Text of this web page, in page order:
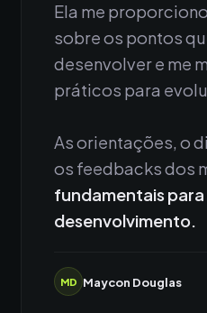
Ela me
sobre os pontos
desenvolver e me
práticos para
As orientações, o
os feedbacks dos
fundamentais para
desenvolvimento.
MD Maycon Douglas